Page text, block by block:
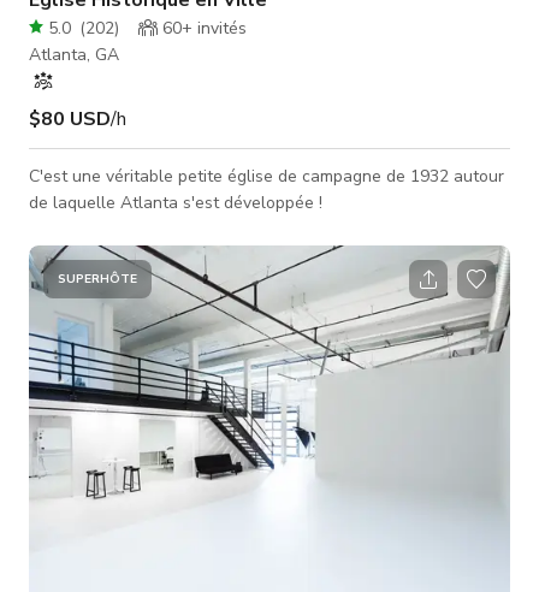
5.0 (202) 60+ invités
Atlanta, GA
$80 USD/h
C'est une véritable petite église de campagne de 1932 autour
de laquelle Atlanta s'est développée !
SUPERHÔTE